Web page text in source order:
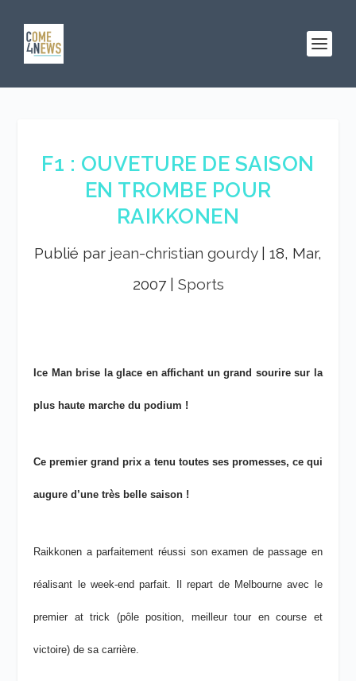
F1 : OUVETURE DE SAISON
EN TROMBE POUR
RAIKKONEN
Publié par jean-christian gourdy| 18, Mar,
2007| Sports
Ice Man brise la glace en affichant un grand sourire sur la
plus haute marche du podium !
Ce premier grand prix a tenu toutes ses promesses, ce qui
augure d’une très belle saison !
Raikkonen a parfaitement réussi son examen de passage en
réalisant le week-end parfait. Il repart de Melbourne avec le
premier at trick (pôle position, meilleur tour en course et
victoire) de sa carrière.